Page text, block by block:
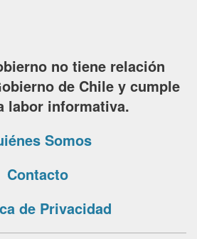
no tiene relación
de Chile y cumple
labor informativa.
Somos
Contacto
de Privacidad